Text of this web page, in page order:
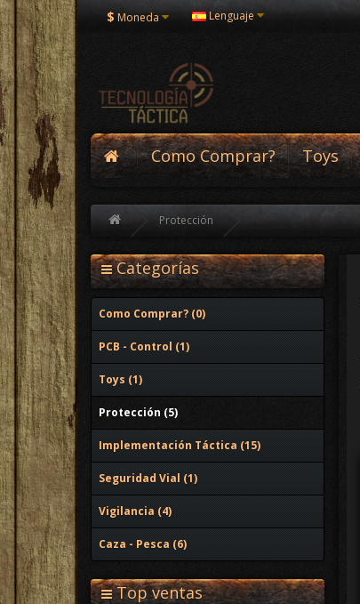
$ Moneda Lenguaje
Como Comprar? Toys
Protección
Categorías
Como Comprar? (0)
PCB - Control (1)
Toys (1)
Protección (5)
Implementación Táctica (15)
Seguridad Vial (1)
Vigilancia (4)
Caza - Pesca (6)
Top ventas